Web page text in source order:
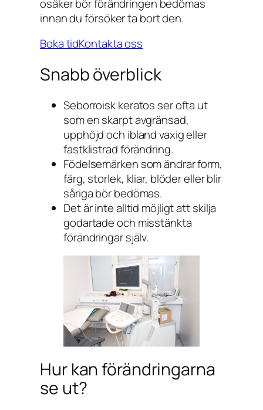
osäker bör förändringen bedömas
innan du försöker ta bort den.
Boka tidKontakta oss
Snabb överblick
Seborroisk keratos ser ofta ut
som en skarpt avgränsad,
upphöjd och ibland vaxig eller
fastklistrad förändring.
Födelsemärken som ändrar form,
färg, storlek, kliar, blöder eller blir
såriga bör bedömas.
Det är inte alltid möjligt att skilja
godartade och misstänkta
förändringar själv.
Hur kan förändringarna
se ut?